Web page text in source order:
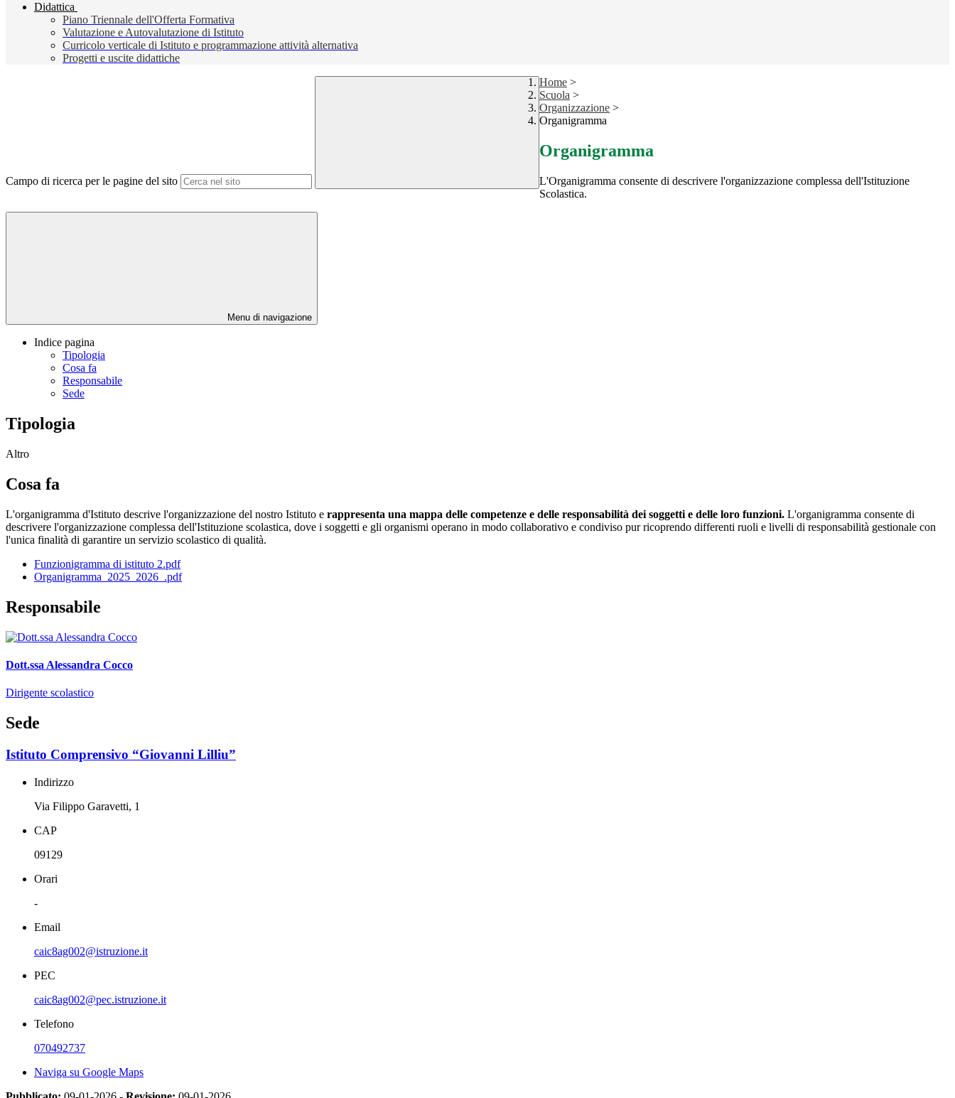
Didattica
Piano Triennale dell'Offerta Formativa
Valutazione e Autovalutazione di Istituto
Curricolo verticale di Istituto e programmazione attività alternativa
Progetti e uscite didattiche
Campo di ricerca per le pagine del sito
Home >
Scuola >
Organizzazione >
Organigramma
Organigramma
L'Organigramma consente di descrivere l'organizzazione complessa dell'Istituzione
Scolastica.
Menu di navigazione
Indice pagina
Tipologia
Cosa fa
Responsabile
Sede
Tipologia
Altro
Cosa fa
L'organigramma d'Istituto descrive l'organizzazione del nostro Istituto e rappresenta una mappa delle competenze e delle responsabilità dei soggetti e delle loro funzioni. L'organigramma consente di
descrivere l'organizzazione complessa dell'Istituzione scolastica, dove i soggetti e gli organismi operano in modo collaborativo e condiviso pur ricoprendo differenti ruoli e livelli di responsabilità gestionale con
l'unica finalità di garantire un servizio scolastico di qualità.
Funzionigramma di istituto 2.pdf
Organigramma_2025_2026_.pdf
Responsabile
Dott.ssa Alessandra Cocco
Dirigente scolastico
Sede
Istituto Comprensivo “Giovanni Lilliu”
Indirizzo
Via Filippo Garavetti, 1
CAP
09129
Orari
-
Email
caic8ag002@istruzione.it
PEC
caic8ag002@pec.istruzione.it
Telefono
070492737
Naviga su Google Maps